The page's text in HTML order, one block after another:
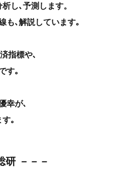
し､予測します。
も､解説しています｡
指標や､
す｡
幸が､
｡
研 －－－